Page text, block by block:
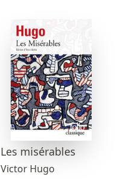
Les misérables
Victor Hugo